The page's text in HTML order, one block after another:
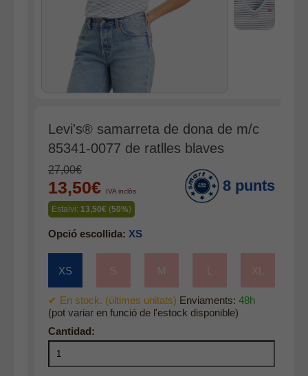
Faldilles
Jaquetes
Accessoris
Cinturons
Bufandes i mocadors
Calçat
Gavardina estiu home
Gavardina hivern home
Mitjons
Pana dona
Roba interior
Levi's® samarreta de dona de m/c
85341-0077 de ratlles blaves
27,00€
13,50€ IVA inclòs
Estalvi: 13,50€ (50%)
8 punts
Opció escollida: XS
XS S M XL
✔ En stock. (últimes unitats) Enviaments: 48h
(pot variar en funció de l'estock disponible)